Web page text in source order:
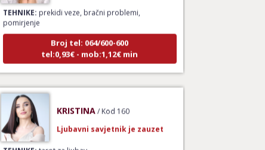
TEHNIKE:prekidi veze, bračni problemi,
pomirjenje
Broj tel: 064/600-600
tel:0,93€ - mob:1,12€ min
TEHNIKE:tarot za ljubav